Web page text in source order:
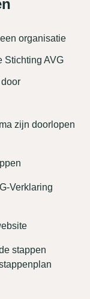
organisatie
Stichting AVG
zijn doorlopen
Verklaring
stappen